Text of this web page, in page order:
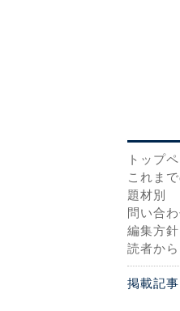
トップ
これま
題材別
問い合
編集方
読者から
掲載記